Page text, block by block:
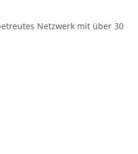
Netzwerk mit über 30